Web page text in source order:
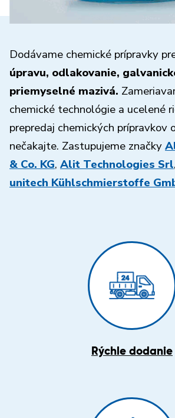
Dodávame chemické prípravky
úpravu, odlakovanie,
priemyselné mazivá.
chemické technológie a ucelené
prepredaj chemických prípravkov
nečakajte. Zastupujeme značky
& Co. KG, Alit Technologies Srl,
unitech Kühlschmierstoffe
Rýchle dodanie